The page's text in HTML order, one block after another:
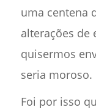
uma centena
alterações de
quisermos
seria moroso.
Foi por isso